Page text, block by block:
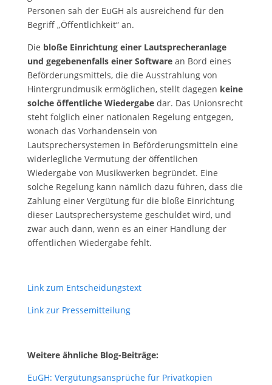
Personen sah der EuGH als ausreichend für den
Begriff „Öffentlichkeit“ an.
Die bloße Einrichtung einer Lautsprecheranlage
und gegebenenfalls einer Softwarean Bord eines
Beförderungsmittels, die die Ausstrahlung von
Hintergrundmusik ermöglichen, stellt dagegen keine
solche öffentliche Wiedergabe dar. Das Unionsrecht
steht folglich einer nationalen Regelung entgegen,
wonach das Vorhandensein von
Lautsprechersystemen in Beförderungsmitteln eine
widerlegliche Vermutung der öffentlichen
Wiedergabe von Musikwerken begründet. Eine
solche Regelung kann nämlich dazu führen, dass die
Zahlung einer Vergütung für die bloße Einrichtung
dieser Lautsprechersysteme geschuldet wird, und
zwar auch dann, wenn es an einer Handlung der
öffentlichen Wiedergabe fehlt.
Link zum Entscheidungstext
Link zur Pressemitteilung
Weitere ähnliche Blog-Beiträge:
EuGH: Vergütungsansprüche für Privatkopien